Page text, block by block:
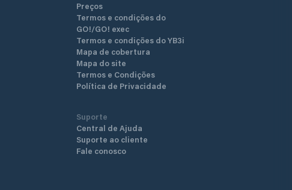
Preços
Termos e condições do
GO!/GO! exec
Termos e condições do YB3i
Mapa de cobertura
Mapa do site
Termos e Condições
Política de Privacidade
Suporte
Central de Ajuda
Suporte ao cliente
Fale conosco